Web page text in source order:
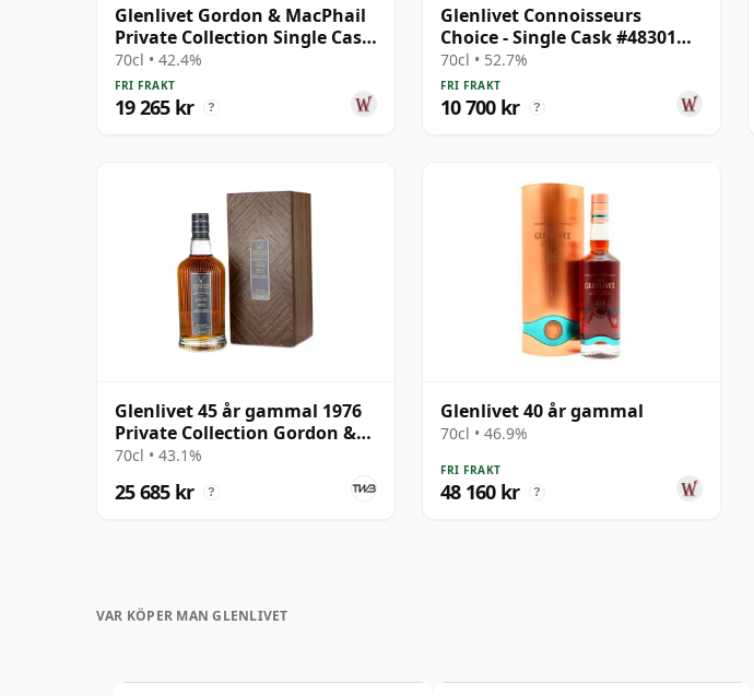
Glenlivet Gordon & MacPhail
Private Collection Single Cask
# 1977 33 år gammal
70cl • 42.4%
FRI FRAKT
19 265 kr ?
Glenlivet Connoisseurs
Choice - Single Cask #48301
1991 34 år gammal
70cl • 52.7%
FRI FRAKT
10 700 kr ?
Glenlivet 45 år gammal 1976
Private Collection Gordon &
MacPhail
70cl • 43.1%
25 685 kr ?
Glenlivet 40 år gammal
70cl • 46.9%
FRI FRAKT
48 160 kr ?
VAR KÖPER MAN GLENLIVET